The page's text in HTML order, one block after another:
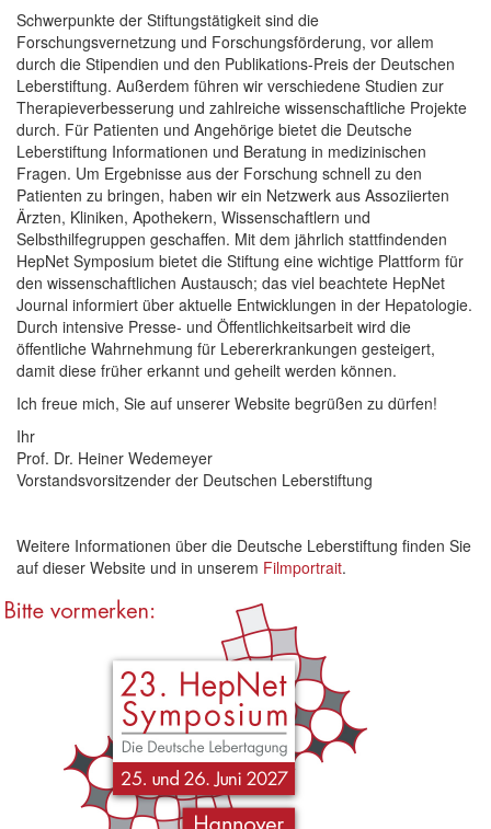
Schwerpunkte der Stiftungstätigkeit sind die
Forschungsvernetzung und Forschungsförderung, vor allem
durch die Stipendien und den Publikations-Preis der Deutschen
Leberstiftung. Außerdem führen wir verschiedene Studien zur
Therapieverbesserung und zahlreiche wissenschaftliche Projekte
durch. Für Patienten und Angehörige bietet die Deutsche
Leberstiftung Informationen und Beratung in medizinischen
Fragen. Um Ergebnisse aus der Forschung schnell zu den
Patienten zu bringen, haben wir ein Netzwerk aus Assoziierten
Ärzten, Kliniken, Apothekern, Wissenschaftlern und
Selbsthilfegruppen geschaffen. Mit dem jährlich stattfindenden
HepNet Symposium bietet die Stiftung eine wichtige Plattform für
den wissenschaftlichen Austausch; das viel beachtete HepNet
Journal informiert über aktuelle Entwicklungen in der Hepatologie.
Durch intensive Presse- und Öffentlichkeitsarbeit wird die
öffentliche Wahrnehmung für Lebererkrankungen gesteigert,
damit diese früher erkannt und geheilt werden können.
Ich freue mich, Sie auf unserer Website begrüßen zu dürfen!
Ihr
Prof. Dr. Heiner Wedemeyer
Vorstandsvorsitzender der Deutschen Leberstiftung
Weitere Informationen über die Deutsche Leberstiftung finden Sie
auf dieser Website und in unserem Filmportrait.